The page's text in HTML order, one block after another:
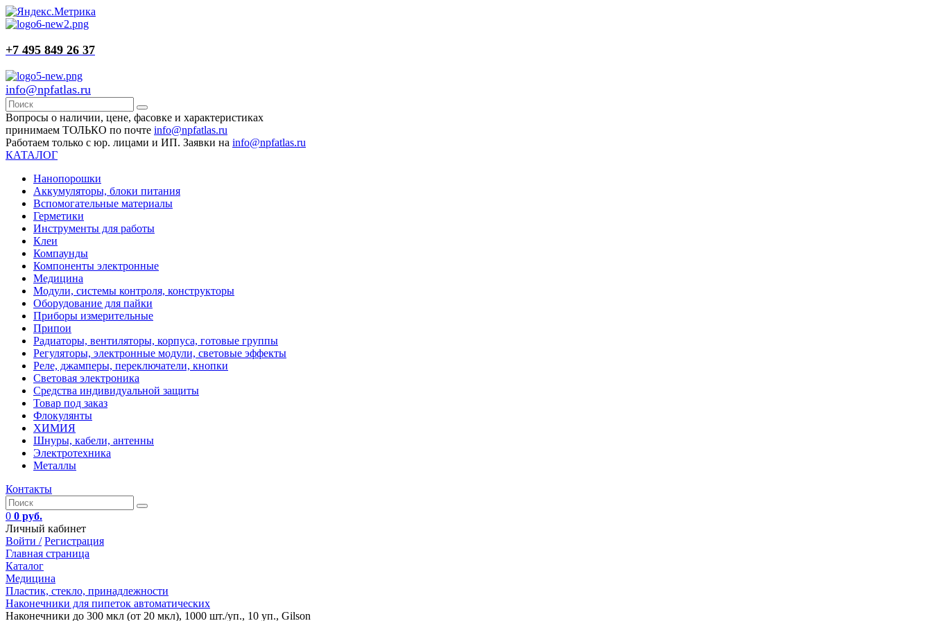
+7 495 849 26 37
info@npfatlas.ru
Вопросы о наличии, цене, фасовке и характеристиках
принимаем ТОЛЬКО по почте info@npfatlas.ru
Работаем только с юр. лицами и ИП. Заявки на info@npfatlas.ru
КАТАЛОГ
Нанопорошки
Аккумуляторы, блоки питания
Вспомогательные материалы
Герметики
Инструменты для работы
Клеи
Компаунды
Компоненты электронные
Медицина
Модули, системы контроля, конструкторы
Оборудование для пайки
Приборы измерительные
Припои
Радиаторы, вентиляторы, корпуса, готовые группы
Регуляторы, электронные модули, световые эффекты
Реле, джамперы, переключатели, кнопки
Световая электроника
Средства индивидуальной защиты
Товар под заказ
Флокулянты
ХИМИЯ
Шнуры, кабели, антенны
Электротехника
Металлы
Контакты
0 0 руб.
Личный кабинет
Войти / Регистрация
Главная страница
Каталог
Медицина
Пластик, стекло, принадлежности
Наконечники для пипеток автоматических
Наконечники до 300 мкл (от 20 мкл), 1000 шт./уп., 10 уп., Gilson